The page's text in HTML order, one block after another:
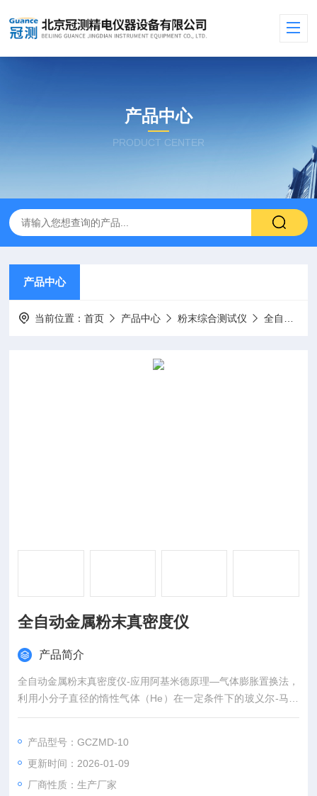
产品中心
PRODUCT CENTER
产品中心
当前位置：首页 产品中心 粉末综合测试仪 全自动真密度仪
全自动金属粉末真密度仪
产品简介
全自动金属粉末真密度仪-应用阿基米德原理—气体膨胀置换法，
利用小分子直径的惰性气体（He）在一定条件下的玻义尔-马略
特定律（PV=nRT），通过测定由于样品测试腔放入样品所引起
得到其真密度，真密度=质量/真实体积。
产品型号：GCZMD-10
更新时间：2026-01-09
厂商性质：生产厂家